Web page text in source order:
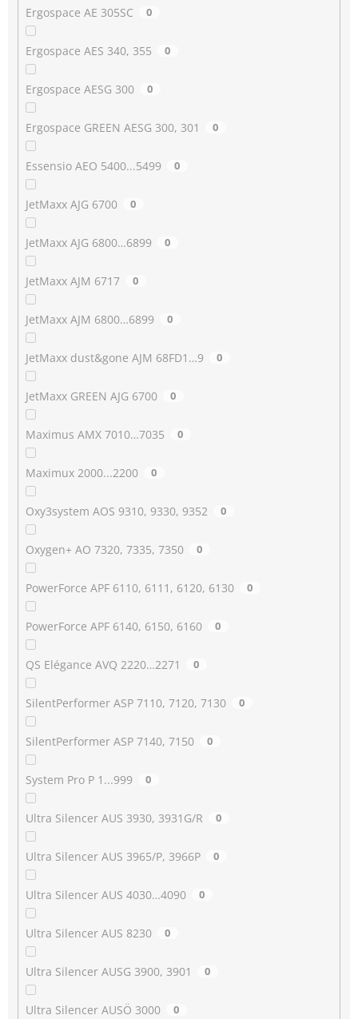
Ergospace AE 305SC 0
Ergospace AES 340, 355 0
Ergospace AESG 300 0
Ergospace GREEN AESG 300, 301 0
Essensio AEO 5400...5499 0
JetMaxx AJG 6700 0
JetMaxx AJG 6800…6899 0
JetMaxx AJM 6717 0
JetMaxx AJM 6800…6899 0
JetMaxx dust&gone AJM 68FD1…9 0
JetMaxx GREEN AJG 6700 0
Maximus AMX 7010…7035 0
Maximux 2000...2200 0
Oxy3system AOS 9310, 9330, 9352 0
Oxygen+ AO 7320, 7335, 7350 0
PowerForce APF 6110, 6111, 6120, 6130 0
PowerForce APF 6140, 6150, 6160 0
QS Elégance AVQ 2220…2271 0
SilentPerformer ASP 7110, 7120, 7130 0
SilentPerformer ASP 7140, 7150 0
System Pro P 1...999 0
Ultra Silencer AUS 3930, 3931G/R 0
Ultra Silencer AUS 3965/P, 3966P 0
Ultra Silencer AUS 4030…4090 0
Ultra Silencer AUS 8230 0
Ultra Silencer AUSG 3900, 3901 0
Ultra Silencer AUSÖ 3000 0